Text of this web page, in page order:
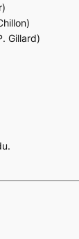
Gillard)